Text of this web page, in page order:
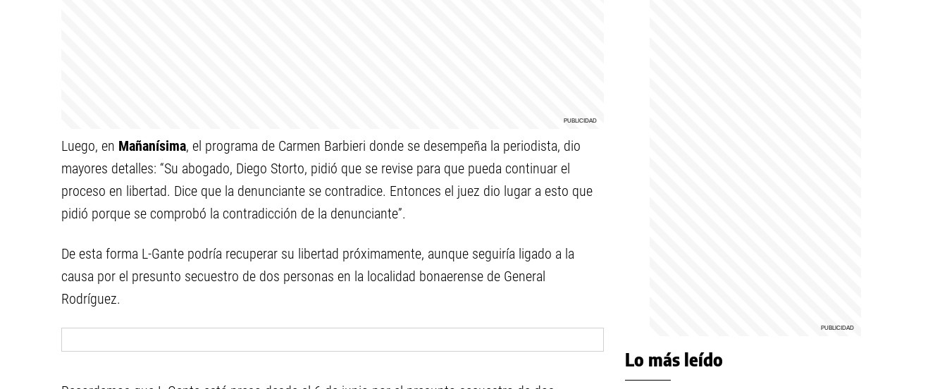
Luego, en Mañanísima, el programa de Carmen Barbieri donde se desempeña la periodista, dio
mayores detalles: “Su abogado, Diego Storto, pidió que se revise para que pueda continuar el
proceso en libertad. Dice que la denunciante se contradice. Entonces el juez dio lugar a esto que
pidió porque se comprobó la contradicción de la denunciante”.
De esta forma L-Gante podría recuperar su libertad próximamente, aunque seguiría ligado a la
causa por el presunto secuestro de dos personas en la localidad bonaerense de General
Rodríguez.
Lo más leído